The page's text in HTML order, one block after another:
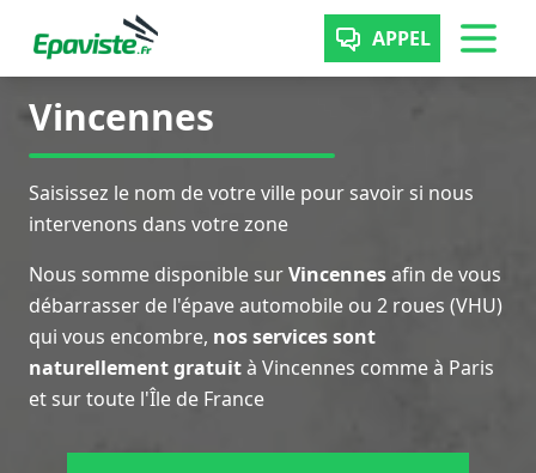
APPEL
Vincennes
Saisissez le nom de votre ville pour savoir si nous
intervenons dans votre zone
Nous somme disponible surVincennesafin de vous
débarrasser de l'épave automobile ou 2 roues (VHU)
qui vous encombre, nos services sont
naturellement gratuità Vincennes comme à Paris
et sur toute l'Île de France